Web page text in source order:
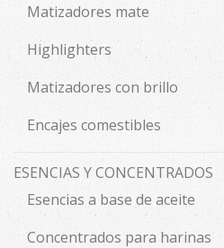
Matizadores mate
Highlighters
Matizadores con brillo
Encajes comestibles
ESENCIAS Y CONCENTRADOS
Esencias a base de aceite
Concentrados para harinas